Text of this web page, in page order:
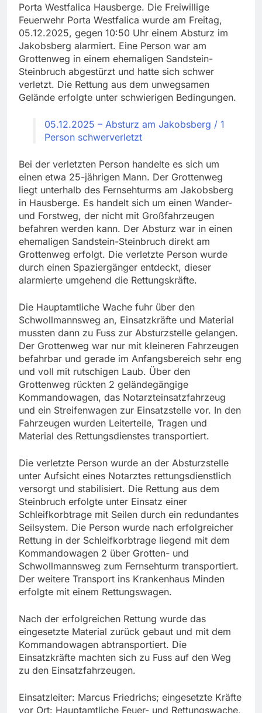
Porta Westfalica Hausberge. Die Freiwillige
Feuerwehr Porta Westfalica wurde am Freitag,
05.12.2025, gegen 10:50 Uhr einem Absturz im
Jakobsberg alarmiert. Eine Person war am
Grottenweg in einem ehemaligen Sandstein-
Steinbruch abgestürzt und hatte sich schwer
verletzt. Die Rettung aus dem unwegsamen
Gelände erfolgte unter schwierigen Bedingungen.
05.12.2025 – Absturz am Jakobsberg / 1
Person schwerverletzt
Bei der verletzten Person handelte es sich um
einen etwa 25-jährigen Mann. Der Grottenweg
liegt unterhalb des Fernsehturms am Jakobsberg
in Hausberge. Es handelt sich um einen Wander-
und Forstweg, der nicht mit Großfahrzeugen
befahren werden kann. Der Absturz war in einen
ehemaligen Sandstein-Steinbruch direkt am
Grottenweg erfolgt. Die verletzte Person wurde
durch einen Spaziergänger entdeckt, dieser
alarmierte umgehend die Rettungskräfte.
Die Hauptamtliche Wache fuhr über den
Schwollmannsweg an, Einsatzkräfte und Material
mussten dann zu Fuss zur Absturzstelle gelangen.
Der Grottenweg war nur mit kleineren Fahrzeugen
befahrbar und gerade im Anfangsbereich sehr eng
und voll mit rutschigen Laub. Über den
Grottenweg rückten 2 geländegängige
Kommandowagen, das Notarzteinsatzfahrzeug
und ein Streifenwagen zur Einsatzstelle vor. In den
Fahrzeugen wurden Leiterteile, Tragen und
Material des Rettungsdienstes transportiert.
Die verletzte Person wurde an der Absturzstelle
unter Aufsicht eines Notarztes rettungsdienstlich
versorgt und stabilisiert. Die Rettung aus dem
Steinbruch erfolgte unter Einsatz einer
Schleifkorbtrage mit Seilen durch ein redundantes
Seilsystem. Die Person wurde nach erfolgreicher
Rettung in der Schleifkorbtrage liegend mit dem
Kommandowagen 2 über Grotten- und
Schwollmannsweg zum Fernsehturm transportiert.
Der weitere Transport ins Krankenhaus Minden
erfolgte mit einem Rettungswagen.
Nach der erfolgreichen Rettung wurde das
eingesetzte Material zurück gebaut und mit dem
Kommandowagen abtransportiert. Die
Einsatzkräfte machten sich zu Fuss auf den Weg
zu den Einsatzfahrzeugen.
Einsatzleiter: Marcus Friedrichs; eingesetzte Kräfte
vor Ort: Hauptamtliche Feuer- und Rettungswache,